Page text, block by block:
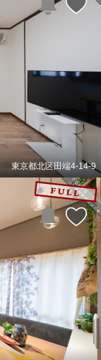
東京都北区田端4-14-9